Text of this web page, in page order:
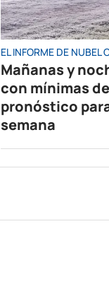
EL INFORME DE NUBEL
Mañanas y
con mínimas
pronóstico
semana